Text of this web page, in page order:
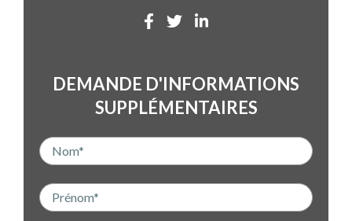
DEMANDE D'INFORMATIONS
SUPPLÉMENTAIRES